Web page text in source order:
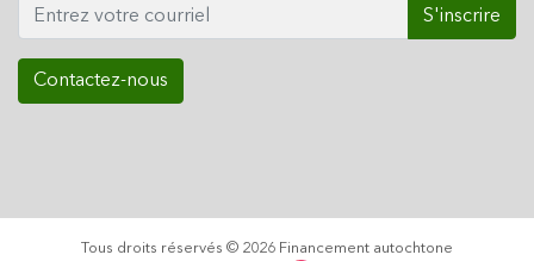
S'inscrire
Contactez-nous
Tous droits réservés © 2026 Financement autochtone